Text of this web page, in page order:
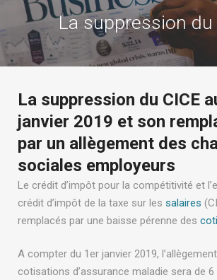
La suppression du
La suppression du CICE
janvier 2019 et son
par un allègement des
sociales employeurs
Le crédit d’impôt pour la compétitivité et
crédit d’impôt de la taxe sur les salaires
remplacés par une baisse pérenne des
A compter du 1er janvier 2019,
cotisations d’assurance maladie sera de